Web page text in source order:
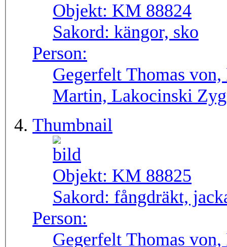
Objekt: KM 88824
Sakord: kängor, sko
Person:
Gegerfelt Thomas
Martin, Lakocinski
Thumbnail
Objekt: KM 88825
Sakord: fångdräkt,
Person:
Gegerfelt Thomas